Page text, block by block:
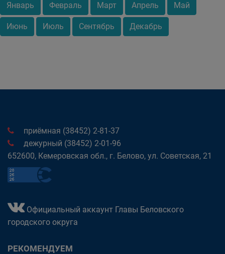
Январь Февраль Март Апрель Май
Июнь Июль Сентябрь Декабрь
приёмная (38452) 2-81-37
дежурный (38452) 2-01-96
652600, Кемеровская обл., г. Белово, ул. Советская, 21
Официальный аккаунт Главы Беловского
городского округа
РЕКОМЕНДУЕМ